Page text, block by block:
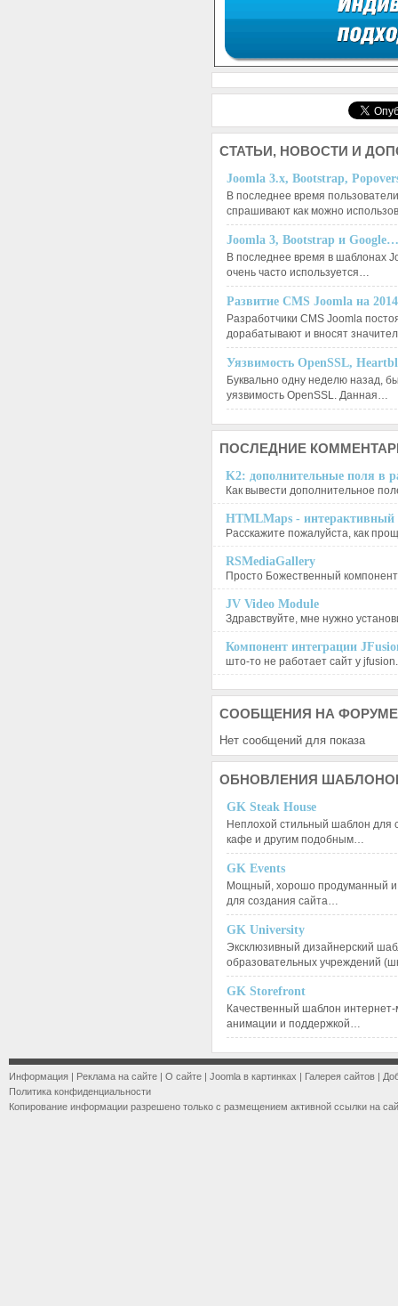
СТАТЬИ, НОВОСТИ И
Joomla 3.x, Bootstrap,
В последнее время
спрашивают как можно
Joomla 3, Bootstrap и Google…
В последнее время в шаблонах
очень часто используется…
Развитие CMS Joomla на
Разработчики CMS Joomla
дорабатывают и вносят
Уязвимость OpenSSL,
Буквально одну неделю назад,
уязвимость OpenSSL. Данная…
ПОСЛЕДНИЕ
K2: дополнительные поля в
Как вывести дополнительное
HTMLMaps - интерактивный
Расскажите пожалуйста, как
RSMediaGallery
Просто Божественный
JV Video Module
Здравствуйте, мне нужно
Компонент интеграции
што-то не работает сайт у
СООБЩЕНИЯ НА ФОРУМЕ
Нет сообщений для показа
ОБНОВЛЕНИЯ
GK Steak House
Неплохой стильный шаблон для
кафе и другим подобным…
GK Events
Мощный, хорошо продуманный и
для создания сайта…
GK University
Эксклюзивный дизайнерский
образовательных учреждений
GK Storefront
Качественный шаблон
анимации и поддержкой…
Информация | Реклама на сайте | О сайте | Joomla в картинках | Галерея сайтов |
Политика конфиденциальности
Копирование информации разрешено только с размещением активной ссылки на